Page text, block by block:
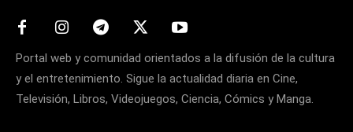
Portal web y comunidad orientados a la difusión de la cultura
y el entretenimiento. Sigue la actualidad diaria en Cine,
Televisión, Libros, Videojuegos, Ciencia, Cómics y Manga.